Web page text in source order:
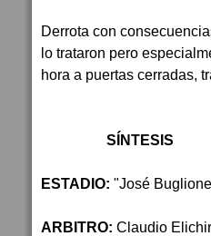
Derrota con
lo trataron pero
hora a puertas cerradas,
SÍNTESIS
ESTADIO: "José
ARBITRO: Claudio